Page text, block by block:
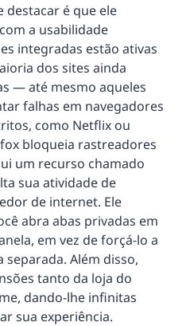
destacar é que ele
a usabilidade
integradas estão ativas
dos sites ainda
— até mesmo aqueles
falhas em navegadores
como Netflix ou
bloqueia rastreadores
um recurso chamado
sua atividade de
de internet. Ele
abra abas privadas em
em vez de forçá-lo a
Além disso,
tanto da loja do
dando-lhe infinitas
sua experiência.